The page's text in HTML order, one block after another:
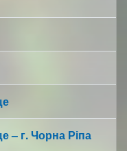
– г. Чорна Ріпа